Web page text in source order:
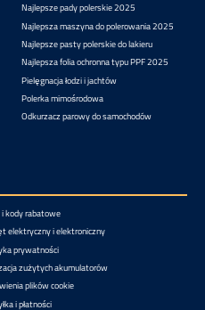
Najlepsze pady polerskie 2025
Najlepsza maszyna do polerowania 2025
Najlepsze pasty polerskie do lakieru
Najlepsza folia ochronna typu PPF 2025
Pielęgnacja łodzi i jachtów
Polerka mimośrodowa
Odkurzacz parowy do samochodów
i kody rabatowe
elektryczny i elektroniczny
prywatności
zużytych akumulatorów
plików cookie
i płatności